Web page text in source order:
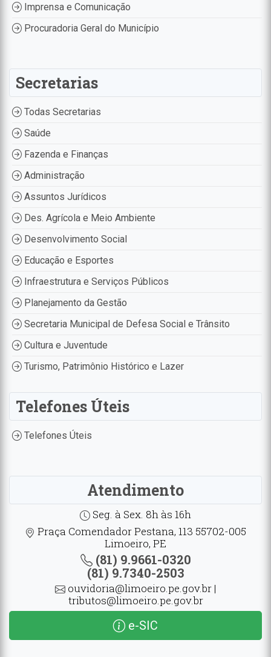
Imprensa e Comunicação
Procuradoria Geral do Município
Secretarias
Todas Secretarias
Saúde
Fazenda e Finanças
Administração
Assuntos Jurídicos
Des. Agrícola e Meio Ambiente
Desenvolvimento Social
Educação e Esportes
Infraestrutura e Serviços Públicos
Planejamento da Gestão
Secretaria Municipal de Defesa Social e Trânsito
Cultura e Juventude
Turismo, Patrimônio Histórico e Lazer
Telefones Úteis
Telefones Úteis
Atendimento
Seg. à Sex. 8h às 16h
Praça Comendador Pestana, 113 55702-005
Limoeiro, PE
(81) 9.9661-0320
(81) 9.7340-2503
ouvidoria@limoeiro.pe.gov.br |
tributos@limoeiro.pe.gov.br
e-SIC